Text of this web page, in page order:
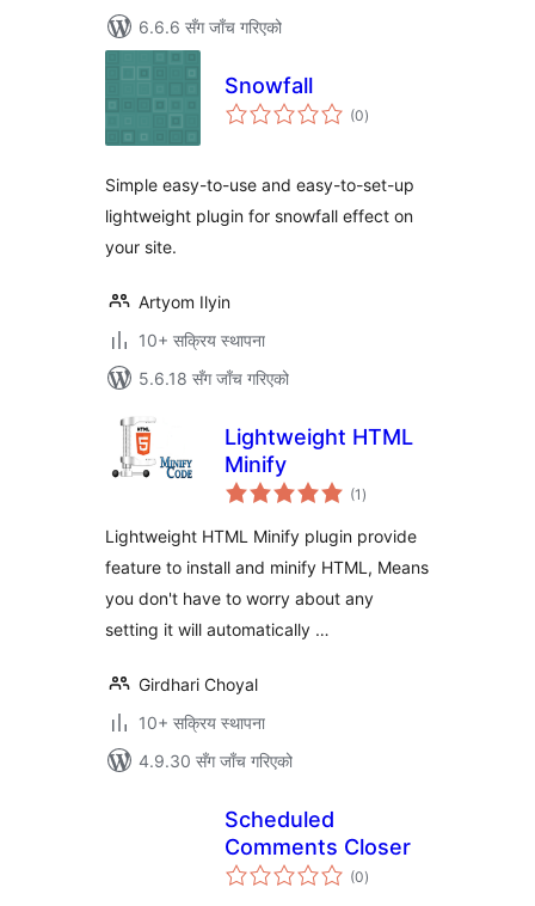
6.6.6 सँग जाँच गरिएको
Snowfall
(0कुल
रेटिङ्गहरू
)
Simple easy-to-use and easy-to-set-up
lightweight plugin for snowfall effect on
your site.
Artyom Ilyin
10+ सक्रिय स्थापना
5.6.18 सँग जाँच गरिएको
Lightweight HTML
Minify
(1 कुल
रेटिङ्गहरू
)
Lightweight HTML Minify plugin provide
feature to install and minify HTML, Means
you don't have to worry about any
setting it will automatically …
Girdhari Choyal
10+ सक्रिय स्थापना
4.9.30 सँग जाँच गरिएको
Scheduled
Comments Closer
(0कुल
रेटिङ्गहरू
)